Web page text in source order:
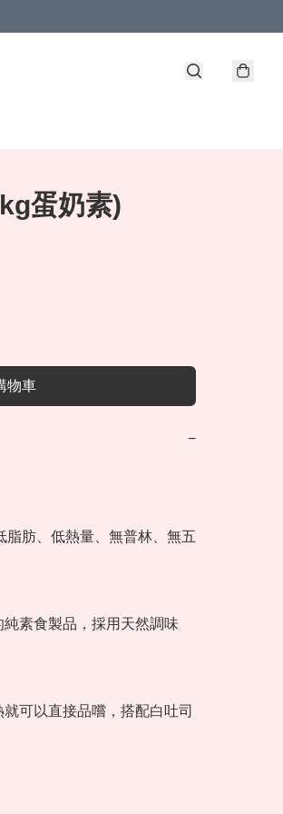
蛋奶素)
物車
−
脂肪、低熱量、無普林、無五
素食製品，採用天然調味
可以直接品嚐，搭配白吐司